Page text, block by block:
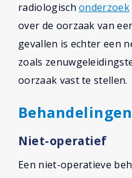
radiologischonderzoek
over de oorzaak van
gevallen is echter een
zoals
oorzaak vast te stellen.
Niet-operatief
Een niet-operatieve